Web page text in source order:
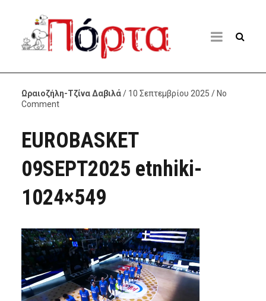
Ωραιοζήλη-Τζίνα Δαβιλά/ 10 Σεπτεμβρίου 2025 / No
Comment
EUROBASKET
09SEPT2025 etnhiki-
1024×549